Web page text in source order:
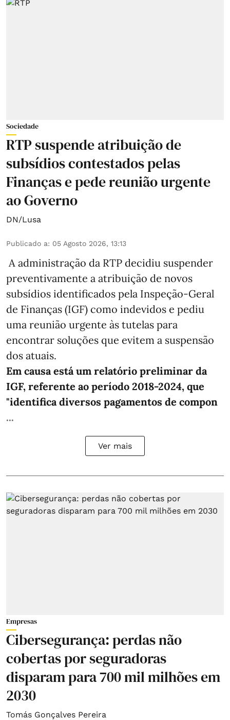
Sociedade
RTP suspende atribuição de
subsídios contestados pelas
Finanças e pede reunião urgente
ao Governo
DN/Lusa
Publicado a: 05 Agosto 2026, 13:13
A administração da RTP decidiu suspender
preventivamente a atribuição de novos
subsídios identificados pela Inspeção-Geral
de Finanças (IGF) como indevidos e pediu
uma reunião urgente às tutelas para
encontrar soluções que evitem a suspensão
dos atuais.
Em causa está um relatório preliminar da
IGF, referente ao período 2018-2024, que
"identifica diversos pagamentos de compon
...
Ver mais
Empresas
Cibersegurança: perdas não
cobertas por seguradoras
disparam para 700 mil milhões em
2030
Tomás Gonçalves Pereira